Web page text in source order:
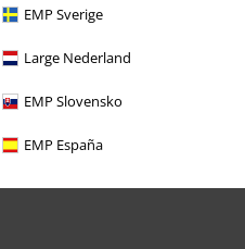
EMP Sverige
Large Nederland
EMP Slovensko
EMP España